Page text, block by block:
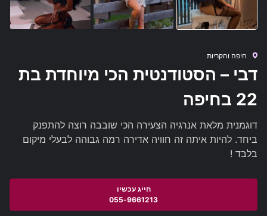
חיפה והקריות
דבי – הסטודנטית הכי מיוחדת בת
22 בחיפה
דוגמנית מלאת אנרגיה הצעירה הכי שובבה רוצה להתפנק
ביחד. להיות איתה זה חוויה אדירה רמה גבוהה לבעלי מיקום
בלבד !
055-9661213